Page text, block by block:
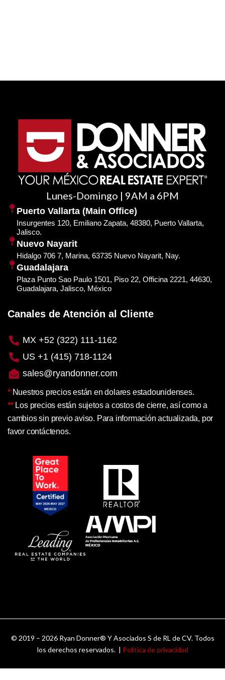
Lunes-Domingo | 9AM a 6PM
Puerto Vallarta (Main Office)
Insurgentes 120, Emiliano Zapata, 48380, Puerto Vallarta,
Jalisco.
Nuevo Nayarit
Hidalgo 706 7, Marina, 63735 Nuevo Nayarit, Nay.
Guadalajara
Plaza Punto Sao Paulo 1501, Piso 22, Officina 2221, 44630,
Guadalajara, Jalisco, México
Canales de Atención al Cliente
MX +52 (322) 111-1162
US +1 (415) 718-1124
sales@ryandonner.com
* Nuestros precios están en dolares estadounidenses.
** Los precios están sujetos a costos de cierre, así como a
cambios sin previo aviso. Para información actualizada, por
favor contáctenos.
© 2019 – 2026 Ryan Donner® Y Asociados S de RL de CV. Todos
los derechos reservados. | Política de privacidad